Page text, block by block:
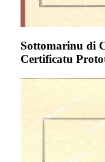
Sottomarinu di
Certificatu